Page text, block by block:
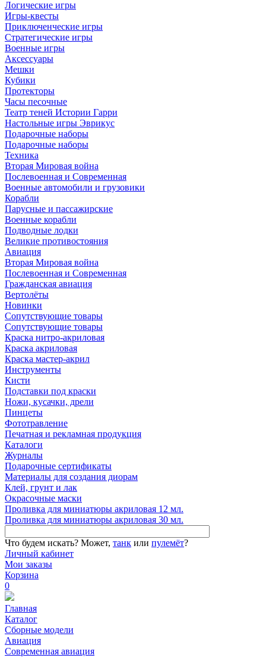
Логические игры
Игры-квесты
Приключенческие игры
Стратегические игры
Военные игры
Аксессуары
Мешки
Кубики
Протекторы
Часы песочные
Театр теней Истории Гарри
Настольные игры Эврикус
Подарочные наборы
Подарочные наборы
Техника
Вторая Мировая война
Послевоенная и Современная
Военные автомобили и грузовики
Корабли
Парусные и пассажирские
Военные корабли
Подводные лодки
Великие противостояния
Авиация
Вторая Мировая война
Послевоенная и Современная
Гражданская авиация
Вертолёты
Новинки
Сопутствующие товары
Сопутствующие товары
Краска нитро-акриловая
Краска акриловая
Краска мастер-акрил
Инструменты
Кисти
Подставки под краски
Ножи, кусачки, дрели
Пинцеты
Фототравление
Печатная и рекламная продукция
Каталоги
Журналы
Подарочные сертификаты
Материалы для создания диорам
Клей, грунт и лак
Окрасочные маски
Проливка для миниатюры акриловая 12 мл.
Проливка для миниатюры акриловая 30 мл.
Что будем искать? Может, танк или пулемёт?
Личный кабинет
Мои заказы
Корзина
0
Главная
Каталог
Сборные модели
Авиация
Современная авиация